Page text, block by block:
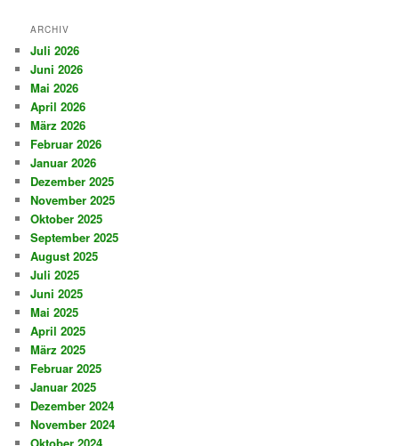
ARCHIV
Juli 2026
Juni 2026
Mai 2026
April 2026
März 2026
Februar 2026
Januar 2026
Dezember 2025
November 2025
Oktober 2025
September 2025
August 2025
Juli 2025
Juni 2025
Mai 2025
April 2025
März 2025
Februar 2025
Januar 2025
Dezember 2024
November 2024